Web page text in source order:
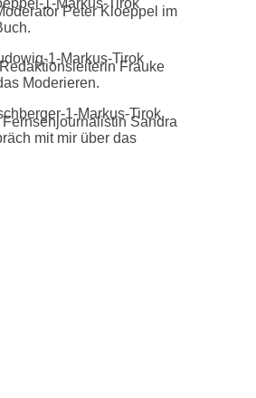
Peter Kloeppel im
Frauke
Moderieren.
Sandra
mit mir über das